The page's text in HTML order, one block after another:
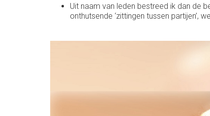
Uit naam van leden bestreed ik dan de
onthutsende ‘zittingen tussen partijen’,